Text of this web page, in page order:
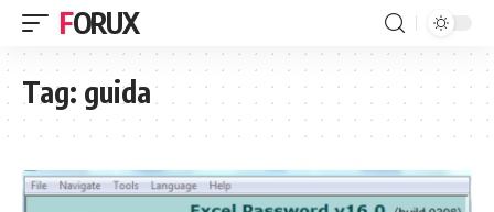
FORUX
Tag: guida